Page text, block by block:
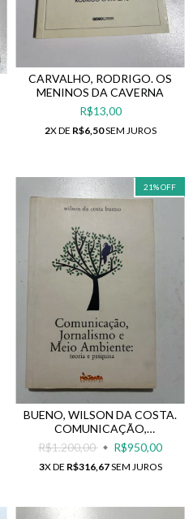
CARVALHO, RODRIGO. OS
MENINOS DA CAVERNA
R$13,00
2X DE R$6,50SEM JUROS
21%OFF
BUENO, WILSON DA COSTA.
COMUNICAÇÃO,
JORNALISMO E MEIO
AMBIENTE: TEORIA E
PESQUISA.
R$1.200,00 R$950,00
3X DE R$316,67SEM JUROS